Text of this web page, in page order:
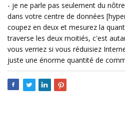
- je ne parle pas seulement du
dans votre centre de données
coupez en deux et mesurez la
traverse les deux moitiés, c'est
vous verriez si vous réduisiez
juste une énorme quantité de